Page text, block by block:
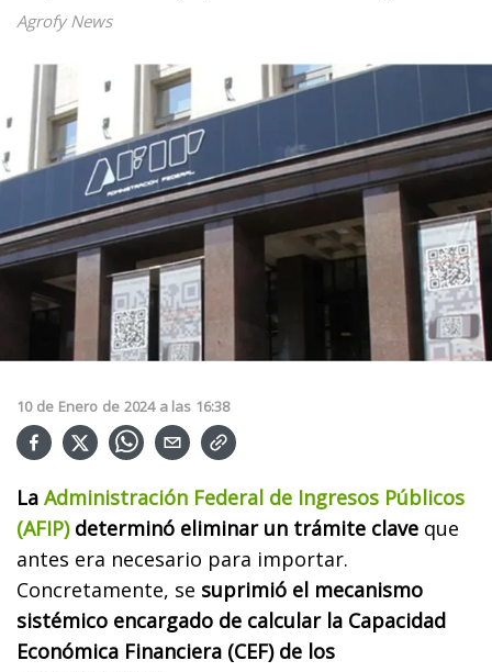
Agrofy News
10 de Enero de 2024 a las 16:38
La Administración Federal de Ingresos Públicos
(AFIP) determinó eliminar un trámite clave que
antes era necesario para importar.
Concretamente, se suprimió el mecanismo
sistémico encargado de calcular la Capacidad
Económica Financiera (CEF) de los